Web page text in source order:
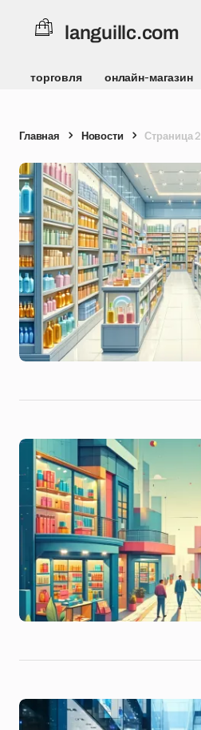
languillc.com
торговля онлайн-магазин
Главная Новости Страница 2